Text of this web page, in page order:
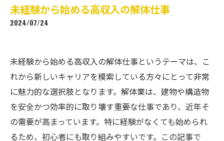
未経験から始める高収入の解体仕事
2024/07/24
未経験から始める高収入の解体仕事というテーマは、こ
れから新しいキャリアを模索している方々にとって非常
に魅力的な選択肢となります。解体業は、建物や構造物
を安全かつ効率的に取り壊す重要な仕事であり、近年そ
の需要が高まっています。特に経験がなくても始められ
るため、初心者にも取り組みやすいです。この記事で